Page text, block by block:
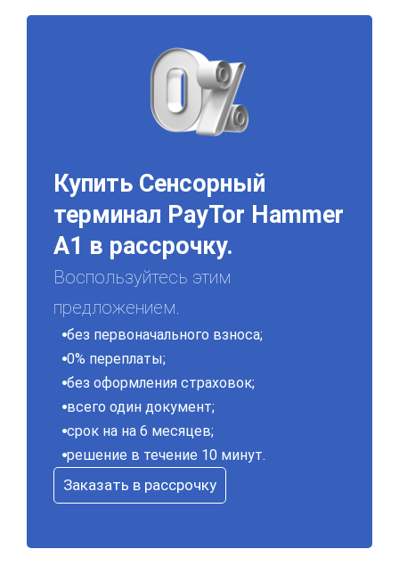
Купить Сенсорный
терминал PayTor Hammer
A1 в рассрочку.
Воспользуйтесь этим
предложением.
без первоначального взноса;
0% переплаты;
без оформления страховок;
всего один документ;
срок на на 6 месяцев;
решение в течение 10 минут.
Заказать в рассрочку